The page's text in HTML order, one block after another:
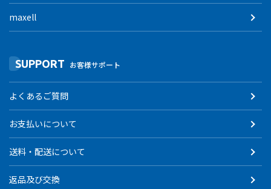
maxell
SUPPORT お客様サポート
よくあるご質問
お支払いについて
送料・配送について
返品及び交換